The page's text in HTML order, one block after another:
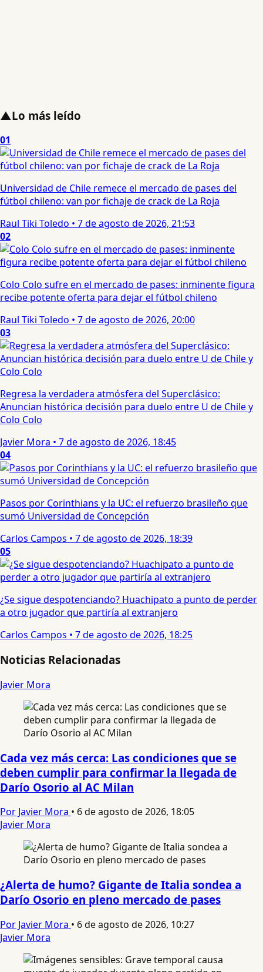
▲Lo más leído
01
Universidad de Chile remece el mercado de pases del
fútbol chileno: van por fichaje de crack de La Roja
Raul Tiki Toledo • 7 de agosto de 2026, 21:53
02
Colo Colo sufre en el mercado de pases: inminente figura
recibe potente oferta para dejar el fútbol chileno
Raul Tiki Toledo • 7 de agosto de 2026, 20:00
03
Regresa la verdadera atmósfera del Superclásico:
Anuncian histórica decisión para duelo entre U de Chile y
Colo Colo
Javier Mora • 7 de agosto de 2026, 18:45
04
Pasos por Corinthians y la UC: el refuerzo brasileño que
sumó Universidad de Concepción
Carlos Campos • 7 de agosto de 2026, 18:39
05
¿Se sigue despotenciando? Huachipato a punto de perder
a otro jugador que partiría al extranjero
Carlos Campos • 7 de agosto de 2026, 18:25
Noticias Relacionadas
Javier Mora
Cada vez más cerca: Las condiciones que se
deben cumplir para confirmar la llegada de
Darío Osorio al AC Milan
Por Javier Mora • 6 de agosto de 2026, 18:05
Javier Mora
¿Alerta de humo? Gigante de Italia sondea a
Darío Osorio en pleno mercado de pases
Por Javier Mora • 6 de agosto de 2026, 10:27
Javier Mora